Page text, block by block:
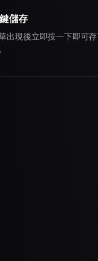
儲存
出現後立即按一下即可